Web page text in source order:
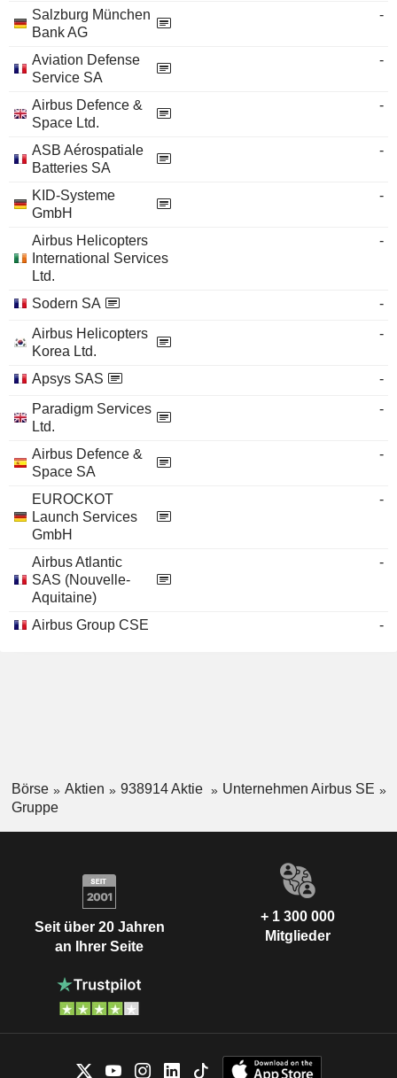
Salzburg München
Bank AG
-
Aviation Defense
Service SA
-
Airbus Defence &
Space Ltd.
-
ASB Aérospatiale
Batteries SA
-
KID-Systeme
GmbH
-
Airbus Helicopters
International Services
Ltd.
-
Sodern SA
-
Airbus Helicopters
Korea Ltd.
-
Apsys SAS
-
Paradigm Services
Ltd.
-
Airbus Defence &
Space SA
-
EUROCKOT
Launch Services
GmbH
-
Airbus Atlantic
SAS (Nouvelle-
Aquitaine)
-
Airbus Group CSE -
Börse Aktien 938914 Aktie
Unternehmen Airbus SE
Gruppe
Seit über 20 Jahren
an Ihrer Seite
+ 1 300 000
Mitglieder